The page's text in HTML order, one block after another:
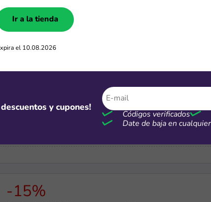
-5%
Cupón de 5% de dscto. por compras mayores a S/7 mil
Gratis
Cupón para recibir regalos en Temu por S/0
-15%
Ir a la tienda
el 10.08.2026
y cupones!
Códigos verificados
Date de baja en